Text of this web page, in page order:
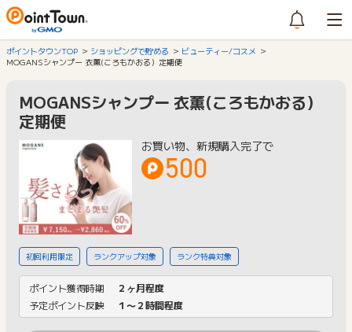
ポイントタウンTOP ショッピングで貯める
ビューティー/コスメ
MOGANSシャンプー 衣薫(ころもかおる）定期便
MOGANSシャンプー 衣薫(ころもかおる）
定期便
お買い物、新規購入完了で
500
初回利用限定 ランクアップ対象 ランク特典対象
ポイント獲得時期
２ヶ月程度
予定ポイント反映
１〜２時間程度